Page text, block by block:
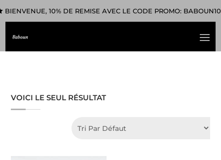
BIENVENUE, 10% DE REMISE AVEC LE CODE PROMO: BABOUN10
VOICI LE SEUL RÉSULTAT